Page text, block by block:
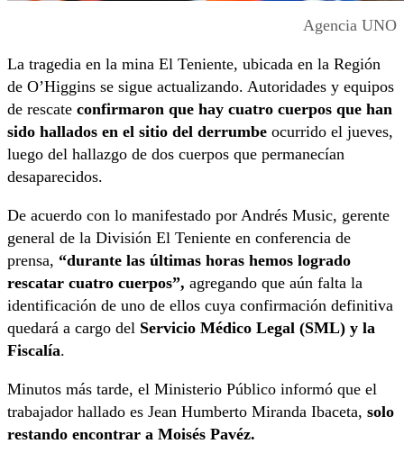
Agencia UNO
La tragedia en la mina El Teniente, ubicada en la Región
de O’Higgins se sigue actualizando. Autoridades y equipos
de rescate confirmaron que hay cuatro cuerpos que han
sido hallados en el sitio del derrumbe ocurrido el jueves,
luego del hallazgo de dos cuerpos que permanecían
desaparecidos.
De acuerdo con lo manifestado por Andrés Music, gerente
general de la División El Teniente en conferencia de
prensa, “durante las últimas horas hemos logrado
rescatar cuatro cuerpos”, agregando que aún falta la
identificación de uno de ellos cuya confirmación definitiva
quedará a cargo del Servicio Médico Legal (SML) y la
Fiscalía.
Minutos más tarde, el Ministerio Público informó que el
trabajador hallado es Jean Humberto Miranda Ibaceta, solo
restando encontrar a Moisés Pavéz.